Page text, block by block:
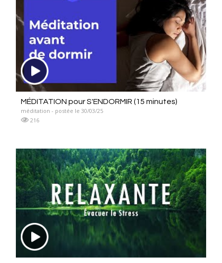
MÉDITATION pour S'ENDORMIR (15 minutes)
méditation - postée le 30/03/25
216